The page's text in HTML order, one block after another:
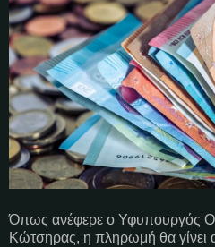
Όπως ανέφερε ο Υφυπουργός
Κώτσηρας, η πληρωμή θα γίνει